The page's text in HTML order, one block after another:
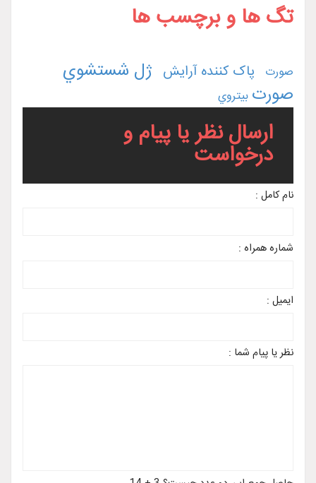
تگ ها و برچسب ها
صورت پاک کننده آرايش ژل شستشوي
صورت بيتروي
ارسال نظر یا پیام و
درخواست
نام کامل :
شماره همراه :
ایمیل :
نظر یا پیام شما :